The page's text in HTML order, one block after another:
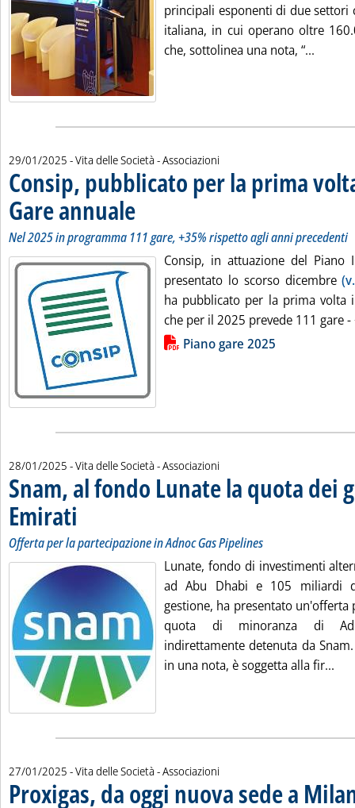
principali esponenti di due settori
italiana, in cui operano oltre
che, sottolinea una nota, “...
29/01/2025 - Vita delle Società - Associazioni
Consip, pubblicato per la prima
Gare annuale . Sottotitolo: Nel 2025 in programma 111 gare, +35%
. Pubblicata mercoledì 29 gennaio 2025 alle 10.16.
Nel 2025 in programma 111 gare, +35% rispetto agli anni precedenti
Consip, in attuazione del Piano
presentato lo scorso dicembre
ha pubblicato per la prima volta
che per il 2025 prevede 111 gare
Lista allegati PDF alla notiziaPiano gare 2025
28/01/2025 - Vita delle Società - Associazioni
Snam, al fondo Lunate la quota dei
Emirati . Sottotitolo: Offerta per la partecipazione in Adnoc Gas Pipelines
. Pubblicata martedì 28 gennaio 2025 alle 10.1.
Offerta per la partecipazione in Adnoc Gas Pipelines
Lunate, fondo di investimenti
ad Abu Dhabi e 105 miliardi
gestione, ha presentato un'offerta
quota di minoranza di
indirettamente detenuta da
in una nota, è soggetta alla fir...
27/01/2025 - Vita delle Società - Associazioni
Proxigas, da oggi nuova sede a